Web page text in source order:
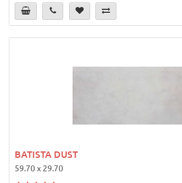
BATISTA DUST
59.70 x 29.70